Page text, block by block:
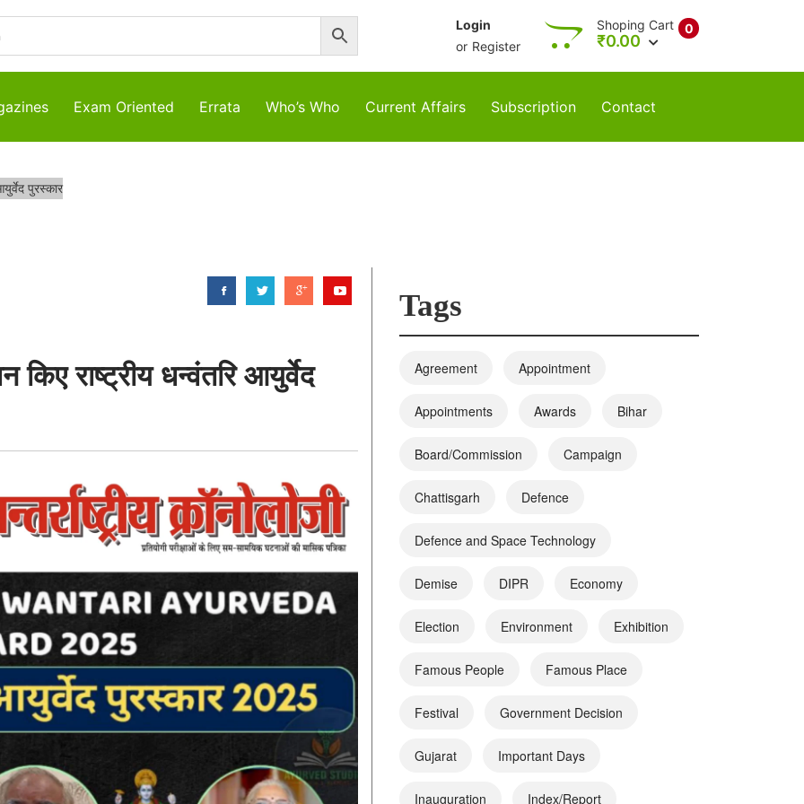
Login
or Register
0
Shoping Cart
₹0.00
Exam Oriented Errata Who’s Who Current Affairs Subscription Contact
पुरस्कार
राष्ट्रीय धन्वंतरि आयुर्वेद
Tags
Agreement Appointment
Appointments Awards Bihar
Board/Commission Campaign
Chattisgarh Defence
Defence and Space Technology
Demise DIPR Economy
Election Environment Exhibition
Famous People Famous Place
Festival Government Decision
Gujarat Important Days
Inauguration Index/Report